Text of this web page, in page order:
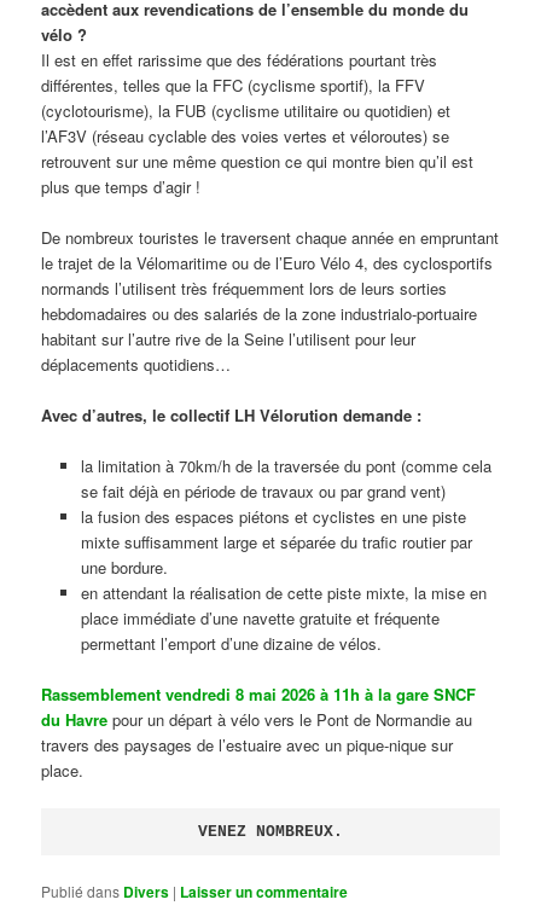
accèdent aux revendications de l’ensemble du monde du
vélo ?
Il est en effet rarissime que des fédérations pourtant très
différentes, telles que la FFC (cyclisme sportif), la FFV
(cyclotourisme), la FUB (cyclisme utilitaire ou quotidien) et
l’AF3V (réseau cyclable des voies vertes et véloroutes) se
retrouvent sur une même question ce qui montre bien qu’il est
plus que temps d’agir !
De nombreux touristes le traversent chaque année en empruntant
le trajet de la Vélomaritime ou de l’Euro Vélo 4, des cyclosportifs
normands l’utilisent très fréquemment lors de leurs sorties
hebdomadaires ou des salariés de la zone industrialo-portuaire
habitant sur l’autre rive de la Seine l’utilisent pour leur
déplacements quotidiens…
Avec d’autres, le collectif LH Vélorution demande :
la limitation à 70km/h de la traversée du pont (comme cela
se fait déjà en période de travaux ou par grand vent)
la fusion des espaces piétons et cyclistes en une piste
mixte suffisamment large et séparée du trafic routier par
une bordure.
en attendant la réalisation de cette piste mixte, la mise en
place immédiate d’une navette gratuite et fréquente
permettant l’emport d’une dizaine de vélos.
Rassemblement vendredi 8 mai 2026 à 11h à la gare SNCF
du Havre pour un départ à vélo vers le Pont de Normandie au
travers des paysages de l’estuaire avec un pique-nique sur
place.
VENEZ NOMBREUX.
Publié dans Divers | Laisser un commentaire